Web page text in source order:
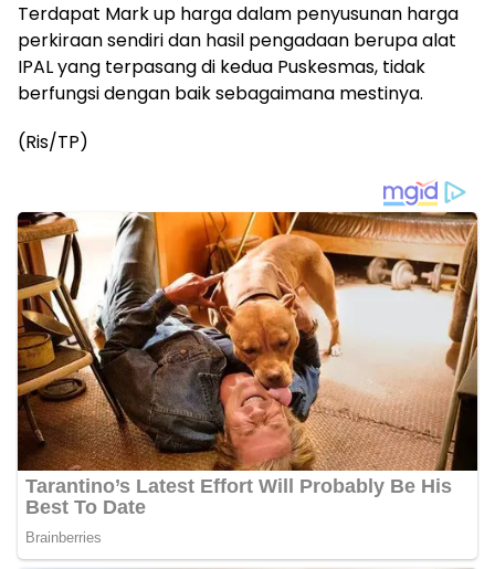
Terdapat Mark up harga dalam penyusunan harga
perkiraan sendiri dan hasil pengadaan berupa alat
IPAL yang terpasang di kedua Puskesmas, tidak
berfungsi dengan baik sebagaimana mestinya.
(Ris/TP)